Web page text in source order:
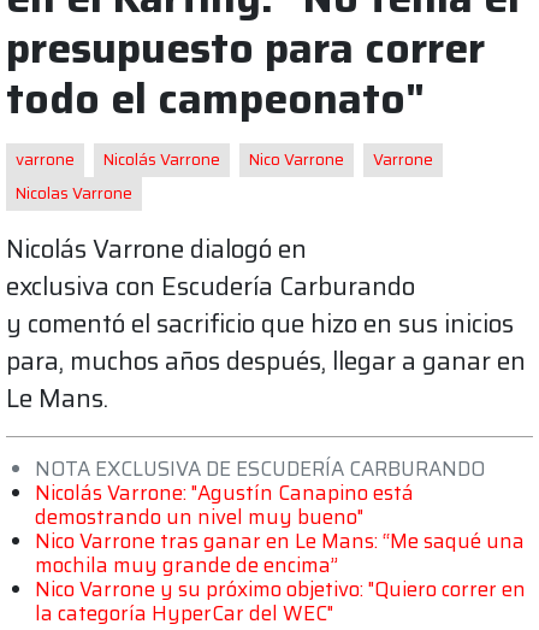
presupuesto para correr
todo el campeonato"
varrone Nicolás Varrone Nico Varrone
Varrone
Nicolas Varrone
Nicolás Varrone dialogó en
exclusiva con Escudería Carburando
y comentó el sacrificio que hizo en sus inicios
para, muchos años después, llegar a ganar en
Le Mans.
NOTA EXCLUSIVA DE ESCUDERÍA CARBURANDO
Nicolás Varrone: "Agustín Canapino está
demostrando un nivel muy bueno"
Nico Varrone tras ganar en Le Mans: “Me saqué una
mochila muy grande de encima”
Nico Varrone y su próximo objetivo: "Quiero correr en
la categoría HyperCar del WEC"